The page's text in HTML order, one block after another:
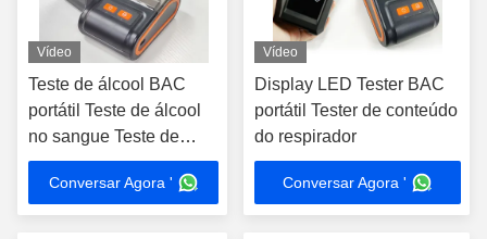
Vídeo
Teste de álcool BAC
portátil Teste de álcool
no sangue Teste de
respiração
Conversar Agora '
Vídeo
Display LED Tester BAC
portátil Tester de conteúdo
do respirador
Conversar Agora '